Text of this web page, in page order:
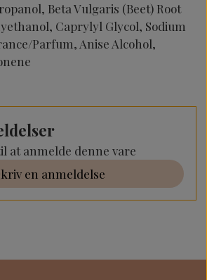
Beta Vulgaris (Beet) Root
Caprylyl Glycol, Sodium
Parfum, Anise Alcohol,
at anmelde denne vare
en anmeldelse